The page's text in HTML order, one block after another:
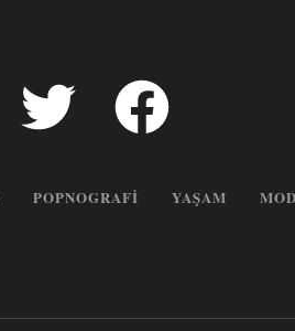
POPNOGRAFI YAŞAM